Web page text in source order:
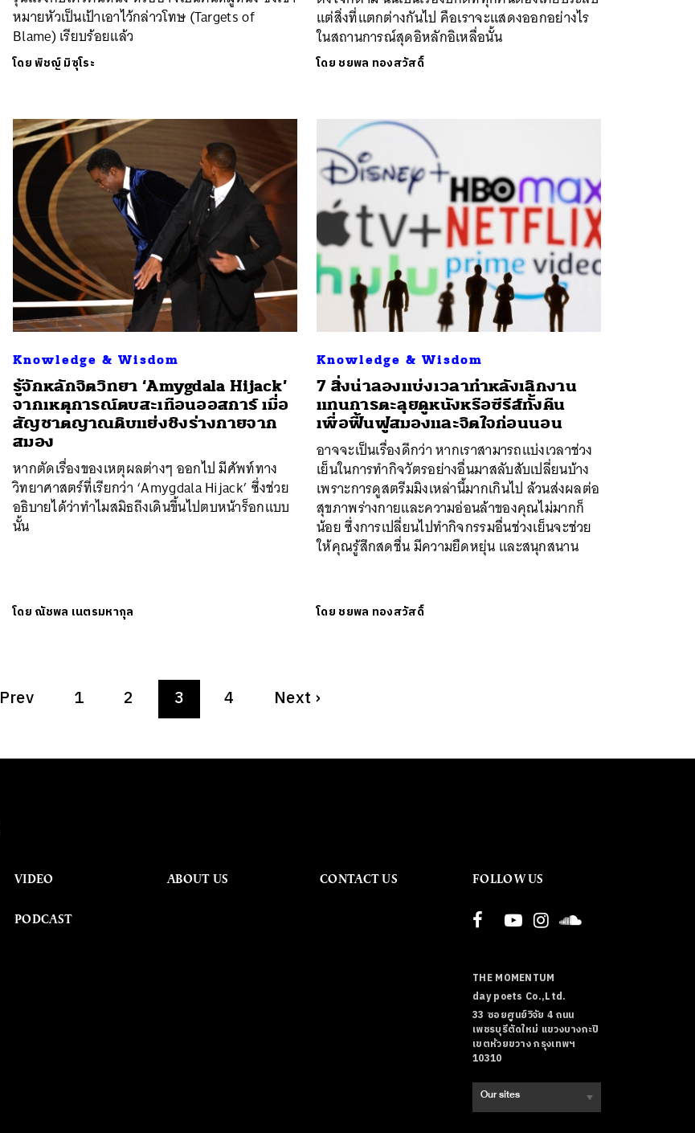
หมายหัวเป็นเป้าเอาไว้กล่าวโทษ (Targets of
Blame) เรียบร้อยแล้ว
โดยพิชญ์ มิซุโระ
แต่สิ่งที่แตกต่างกันไป คือเราจะแสดงออกอย่างไร
ในสถานการณ์สุดอิหลักอิเหลื่อนั้น
โดย ชยพล ทองสวัสดิ์
Knowledge & Wisdom
รู้จักหลักจิตวิทยา ‘Amygdala Hijack’
จากเหตุการณ์ตบสะเทือนออสการ์ เมื่อ
สัญชาตญาณดิบแย่งชิงร่างกายจาก
สมอง
หากตัดเรื่องของเหตุผลต่างๆ ออกไป มีศัพท์ทาง
วิทยาศาสตร์ที่เรียกว่า ‘Amygdala Hijack’ ซึ่งช่วย
อธิบายได้ว่าทำไมสมิธถึงเดินขึ้นไปตบหน้าร็อกแบบ
นั้น
โดย ณัชพล เนตรมหากุล
Knowledge & Wisdom
7 สิ่งน่าลองแบ่งเวลาทำหลังเลิกงาน
แทนการตะลุยดูหนังหรือซีรีส์ทั้งคืน
เพื่อฟื้นฟูสมองและจิตใจก่อนนอน
อาจจะเป็นเรื่องดีกว่า หากเราสามารถแบ่งเวลาช่วง
เย็นในการทำกิจวัตรอย่างอื่นมาสลับสับเปลี่ยนบ้าง
เพราะการดูสตรีมมิงเหล่านี้มากเกินไป ล้วนส่งผลต่อ
สุขภาพร่างกายและความอ่อนล้าของคุณไม่มากก็
น้อย ซึ่งการเปลี่ยนไปทำกิจกรรมอื่นช่วงเย็นจะช่วย
ให้คุณรู้สึกสดชื่น มีความยืดหยุ่น และสนุกสนาน
โดย ชยพล ทองสวัสดิ์
Prev 1 2 3 4 Next ›
VIDEO
PODCAST
ABOUT US CONTACT US FOLLOW US
THE MOMENTUM
day poets Co.,Ltd.
33 ซอยศูนย์วิจัย 4 ถนน
เพชรบุรีตัดใหม่ แขวงบางกะปิ
เขตห้วยขวาง กรุงเทพฯ
10310